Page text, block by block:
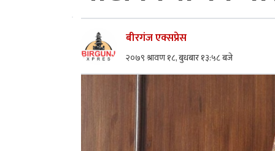
बीरगंज एक्सप्रेस
२०७९ श्रावण १८, बुधबार १३:५८ बजे